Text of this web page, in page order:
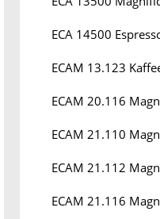
ECA 14500
ECAM 13.123
ECAM 20.116
ECAM 21.110
ECAM 21.112
ECAM 21.116